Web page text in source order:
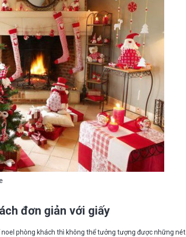
đơn giản với giấy
phòng khách thì không thể tưởng tượng được những nét